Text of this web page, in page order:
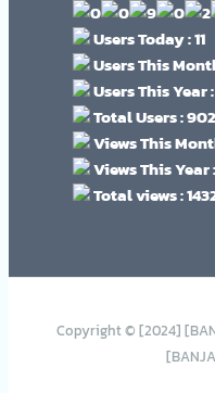
Users Today : 11
Users This
Users This Year
Total Users :
Views This
Views This Year
Total views :
Copyright © [2024]